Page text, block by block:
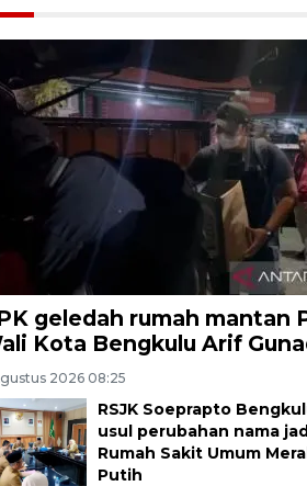
geledah rumah mantan
Kota Bengkulu Arif
2026 08:25
RSJK Soeprapto
usul perubahan nama
Rumah Sakit Umum
Putih